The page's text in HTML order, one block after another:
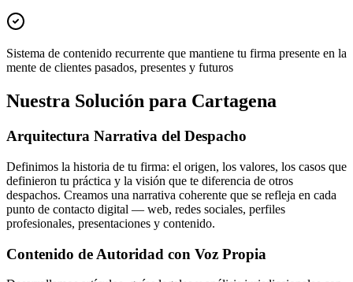
Sistema de contenido recurrente que mantiene tu firma presente en la
mente de clientes pasados, presentes y futuros
Nuestra Solución para Cartagena
Arquitectura Narrativa del Despacho
Definimos la historia de tu firma: el origen, los valores, los casos que
definieron tu práctica y la visión que te diferencia de otros
despachos. Creamos una narrativa coherente que se refleja en cada
punto de contacto digital — web, redes sociales, perfiles
profesionales, presentaciones y contenido.
Contenido de Autoridad con Voz Propia